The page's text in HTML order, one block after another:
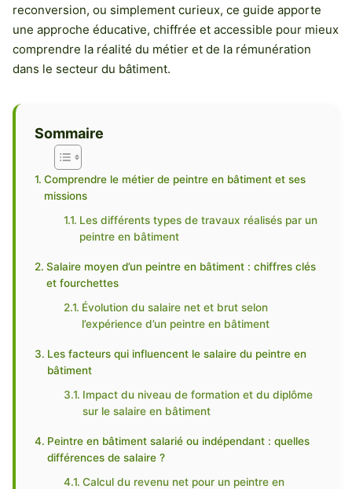
reconversion, ou simplement curieux, ce guide apporte
une approche éducative, chiffrée et accessible pour mieux
comprendre la réalité du métier et de la rémunération
dans le secteur du bâtiment.
Sommaire
Comprendre le métier de peintre en bâtiment et ses
missions
Les différents types de travaux réalisés par un
peintre en bâtiment
Salaire moyen d’un peintre en bâtiment : chiffres clés
et fourchettes
Évolution du salaire net et brut selon
l’expérience d’un peintre en bâtiment
Les facteurs qui influencent le salaire du peintre en
bâtiment
Impact du niveau de formation et du diplôme
sur le salaire en bâtiment
Peintre en bâtiment salarié ou indépendant : quelles
différences de salaire ?
Calcul du revenu net pour un peintre en